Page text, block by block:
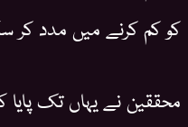
کو کم کرنے میں مدد کر
محققین نے یہاں تک